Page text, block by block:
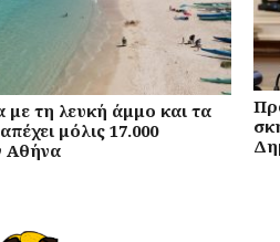
τη λευκή άμμο και τα
μόλις 17.000
Αθήνα